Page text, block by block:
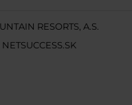
RESORTS, A.S.
NETSUCCESS.SK